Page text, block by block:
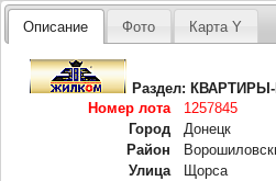
Описание Фото Карта Y
Раздел:
Номер лота
1257845
Город
Донецк
Район
Улица
Щорса